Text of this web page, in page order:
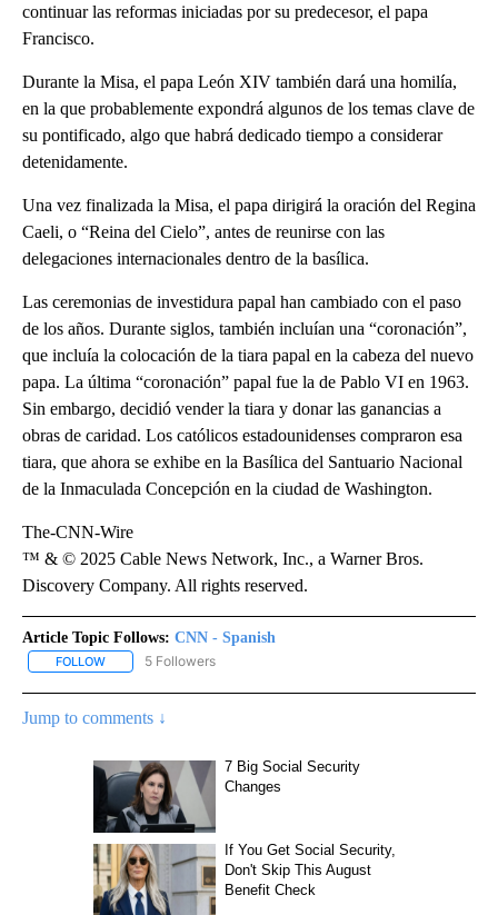
continuar las reformas iniciadas por su predecesor, el papa
Francisco.
Durante la Misa, el papa León XIV también dará una homilía,
en la que probablemente expondrá algunos de los temas clave de
su pontificado, algo que habrá dedicado tiempo a considerar
detenidamente.
Una vez finalizada la Misa, el papa dirigirá la oración del Regina
Caeli, o “Reina del Cielo”, antes de reunirse con las
delegaciones internacionales dentro de la basílica.
Las ceremonias de investidura papal han cambiado con el paso
de los años. Durante siglos, también incluían una “coronación”,
que incluía la colocación de la tiara papal en la cabeza del nuevo
papa. La última “coronación” papal fue la de Pablo VI en 1963.
Sin embargo, decidió vender la tiara y donar las ganancias a
obras de caridad. Los católicos estadounidenses compraron esa
tiara, que ahora se exhibe en la Basílica del Santuario Nacional
de la Inmaculada Concepción en la ciudad de Washington.
The-CNN-Wire
™ & © 2025 Cable News Network, Inc., a Warner Bros.
Discovery Company. All rights reserved.
Article Topic Follows: CNN - Spanish
FOLLOW FOLLOW "CNN - SPANISH" TO RECEIVE NOTIFICATIONS ABOUT
5 Followers
Jump to comments ↓